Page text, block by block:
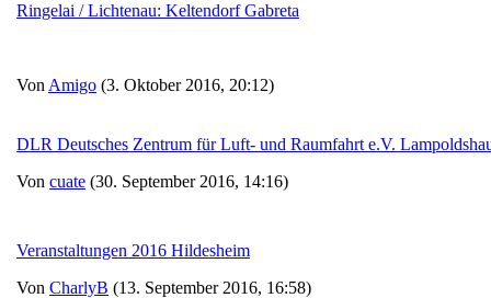
Ringelai / Lichtenau: Keltendorf Gabreta
Von Amigo (3. Oktober 2016, 20:12)
DLR Deutsches Zentrum für Luft- und Raumfahrt e.V.
Von cuate (30. September 2016, 14:16)
Veranstaltungen 2016 Hildesheim
Von CharlyB (13. September 2016, 16:58)